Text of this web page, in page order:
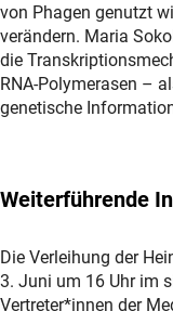
von Phagen genutzt
verändern. Maria
die
RNA-Polymerasen –
genetische
Weiterführende
Die Verleihung der
3. Juni um 16 Uhr im
Vertreter*innen der